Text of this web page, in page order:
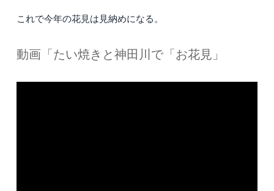
これで今年の花見は見納めになる。
動画「たい焼きと神田川で「お花見」